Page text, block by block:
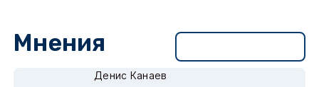
Мнения
Денис Канаев